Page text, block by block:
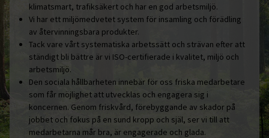
klimatsmart, trafiksäkert och har en god arbetsmiljö.
Vi har ett miljömedvetet system för insamling och förädling
av återvinningsbara produkter.
Tack vare vårt systematiska arbetssätt och strävan efter att
ständigt bli bättre är vi ISO-certifierade i kvalitet, miljö och
arbetsmiljö.
Den sociala hållbarheten innebär för oss friska medarbetare
som får möjlighet att utvecklas och engagera sig i
koncernen. Genom friskvård, förebyggande av skador på
jobbet och fokus på en sund kropp och själ, ser vi till att
medarbetarna mår bra, är engagerade och glada.